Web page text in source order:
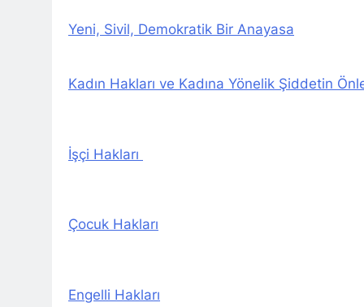
HAK-PAR
1 Yıl Ago
21 Şubat
13 Şubat
Yeni, Sivil, Demokratik Bir Anayasa
Kadın Hakları ve Kadına Yönelik Şiddetin
İşçi Hakları
Çocuk Hakları
Engelli Hakları